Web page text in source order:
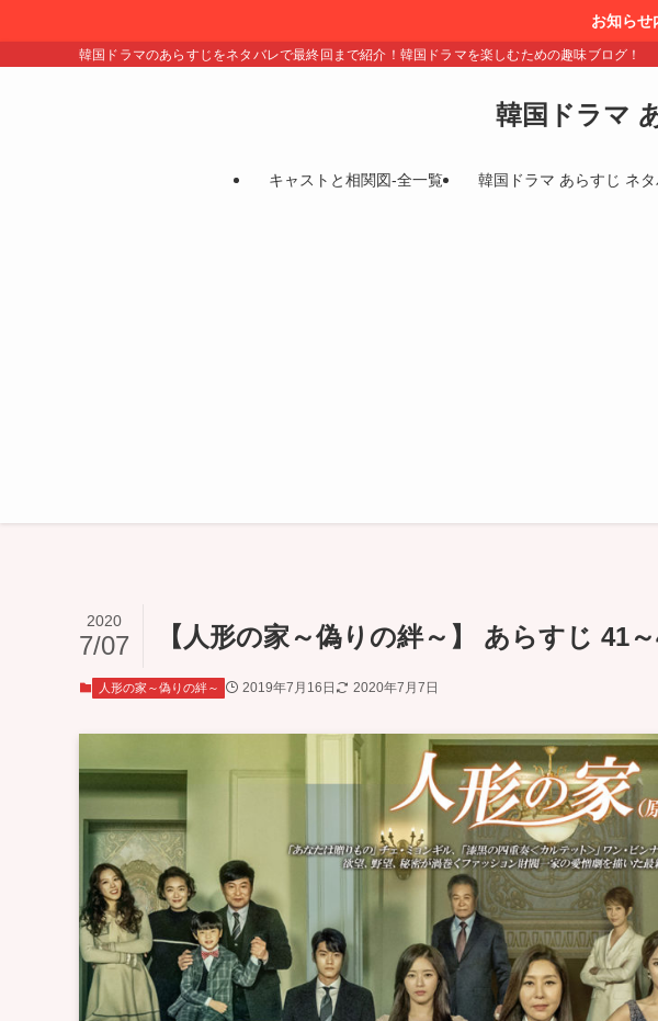
お知らせ
韓国ドラマのあらすじをネタバレで最終回まで紹介！韓国ドラマを楽しむための趣味ブログ！
韓国ドラマ
キャストと相関図-全一覧 韓国ドラマ あらすじ ネ
【人形の家～偽りの絆～】 あらすじ 41
2020
7/07
人形の家～偽りの絆～ 2019年7月16日 2020年7月7日